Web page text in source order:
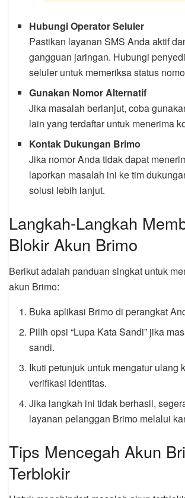
Hubungi Operator Seluler
Pastikan layanan SMS Anda aktif
gangguan jaringan. Hubungi
seluler untuk memeriksa status
Gunakan Nomor Alternatif
Jika masalah berlanjut, coba
lain yang terdaftar untuk menerima
Kontak Dukungan Brimo
Jika nomor Anda tidak dapat
laporkan masalah ini ke tim
solusi lebih lanjut.
Langkah-Langkah
Blokir Akun Brimo
Berikut adalah panduan singkat untuk
akun Brimo:
Buka aplikasi Brimo di perangkat
Pilih opsi “Lupa Kata Sandi” jika
sandi.
Ikuti petunjuk untuk mengatur ulang
verifikasi identitas.
Jika langkah ini tidak berhasil,
layanan pelanggan Brimo melalui
Tips Mencegah Akun
Terblokir